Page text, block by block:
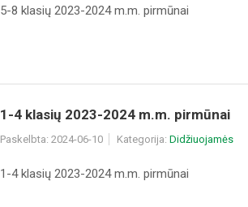
5-8 klasių 2023-2024 m.m. pirmūnai
1-4 klasių 2023-2024 m.m. pirmūnai
Paskelbta: 2024-06-10 Kategorija: Didžiuojamės
1-4 klasių 2023-2024 m.m. pirmūnai